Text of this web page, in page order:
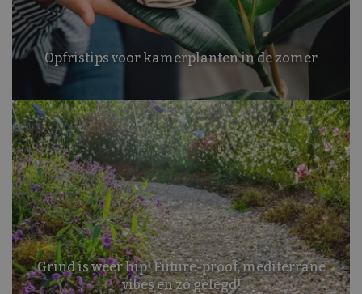
Opfristips voor kamerplanten in de zomer
Grind is weer hip! Future-proof, mediterrane
vibes en zó gelegd!